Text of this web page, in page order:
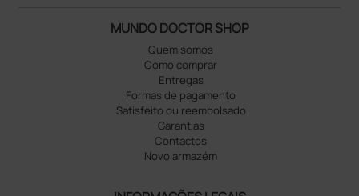
MUNDO DOCTOR SHOP
Quem somos
Como comprar
Entregas
Formas de pagamento
Satisfeito ou reembolsado
Garantias
Contactos
Novo armazém